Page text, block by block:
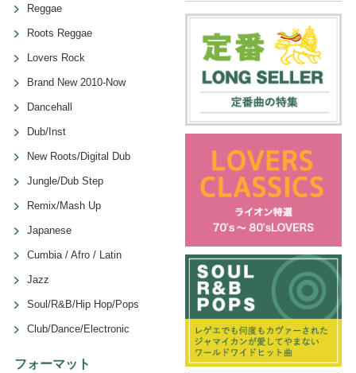
Reggae
Roots Reggae
Lovers Rock
Brand New 2010-Now
Dancehall
Dub/Inst
New Roots/Digital Dub
Jungle/Dub Step
Remix/Mash Up
Japanese
Cumbia / Afro / Latin
Jazz
Soul/R&B/Hip Hop/Pops
Club/Dance/Electronic
フォーマット